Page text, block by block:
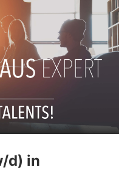
d) in